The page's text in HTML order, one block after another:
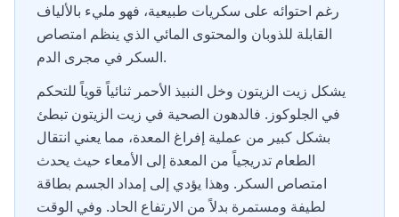
رغم احتوائه على سكريات طبيعية، فهو مليء بالألياف
القابلة للذوبان والمحتوى المائي الذي ينظم امتصاص
السكر في مجرى الدم.
يشكل زيت الزيتون وخل النبيذ الأحمر ثنائياً قوياً للتحكم
في الجلوكوز. فالدهون الصحية في زيت الزيتون تبطئ
بشكل كبير من عملية إفراغ المعدة، مما يعني انتقال
الطعام تدريجياً من المعدة إلى الأمعاء حيث يحدث
امتصاص السكر. وهذا يؤدي إلى إمداد الجسم بطاقة
لطيفة ومستمرة بدلاً من الارتفاع الحاد. وفي الوقت